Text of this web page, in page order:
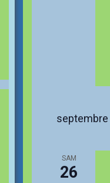
septembre
SAM
26